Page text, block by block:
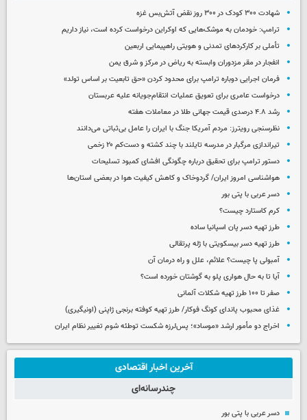
شهادت ۳۰۰ کودک در ۳۰۰ روز نقض آتش‌بس غزه
ترامپ: خودمان به موشک‌هایی که اوکراین درخواست کرده است، نیاز داریم
تأملی بر کارکردهای تمدنی و هویتی راهپیمایی اربعین
انفجار در مقر مزدوران وابسته به ریاض در مرکز و شرق یمن
فرمان اجرایی دوباره ترامپ برای محدود کردن «حق تابعیت بر اساس تولد»
درخواست عامری برای تعویق عملیات انتقام‌جویانه علیه عربستان
رشد ۴.۸ درصدی قیمت جهانی طلا در معاملات هفته
نظرسنجی رویترز: مردم آمریکا جنگ با ایران را عامل بی‌ثباتی می‌دانند
تیراندازی مرگبار در مدرسه‌ تایلند با چند کشته و دست‌کم ۲۰ زخمی
دستور ترامپ برای تحقیق درباره چگونگی افشای کمبود تسلیحات
هواشناسی امروز ایران/ گردوخاک و کاهش کیفیت هوا در بعضی استان‌ها
دسر عربی با پتی بور
کرم کاستارد چیست؟
طرز تهیه دسر پان اسپانیا ساده
طرز تهیه دسر بیسکویتی با ژله پرتقالی
آمبولی پا چیست؟ علائم، علل و راه درمان آن
آیا تا به حال هواری پلو به گوشتان خورده است؟
صفر تا ۱۰۰ طرز تهیه شکلات آلمانی
غذای محبوب پاندای کونگ فوکار/ طرز تهیه کوفته برنجی ژاپنی (اونیگیری)
اخراج دو مأمور ارشد «موساد»؛ پس‌لرزه شکست توطئه شوم تغییر نظام ایران
آخرین اخبار اقتصادی
چندرسانه‌ای
دسر عربی با پتی بور